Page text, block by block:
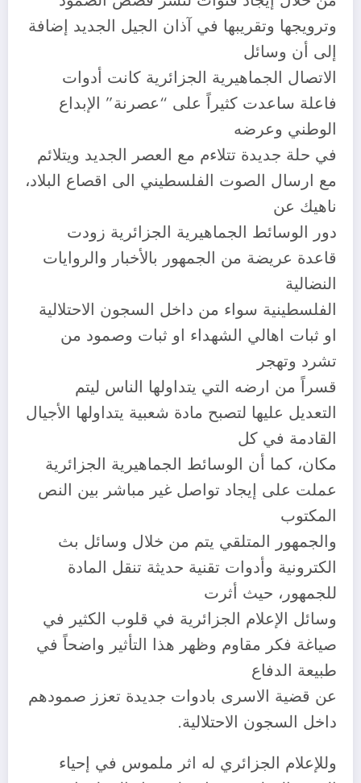
وترويجها وتقريبها في آذان الجيل الجديد إضافة
إلى أن وسائل
الاتصال الجماهيرية الجزائرية كانت أدوات
فاعلة ساعدت كثيراً على “عصرنة” الإبداع
الوطني وعرضه
في حلة جديدة تتلاءم مع العصر الجديد ويتلائم
مع ارسال الصوت الفلسطيني الى اقصاع البلاد،
ناهيك عن
دور الوسائط الجماهيرية الجزائرية زودت
قاعدة عريضة من الجمهور بالأخبار والروايات
النضالية
الفلسطينية سواء من داخل السجون الاحتلالية
او ثبات اهالي الشهداء او ثبات وصمود من
تشرد وتهجر
قسراً من ارضه التي يتداولها الناس ليتم
التعديل عليها لتصبح مادة شعبية يتداولها الأجيال
القادمة في كل
مكان، كما أن الوسائط الجماهيرية الجزائرية
عملت على إيجاد تواصل غير مباشر بين النص
المكتوب
والجمهور المتلقي يتم من خلال وسائل بث
الكترونية وأدوات تقنية حديثة تنقل المادة
للجمهور، حيث أثرت
وسائل الإعلام الجزائرية في قلوب الكثير في
صياغة فكر مقاوم وظهر هذا التأثير واضحاً في
طبيعة الدفاع
عن قضية الاسرى بادوات جديدة تعزز صمودهم
داخل السجون الاحتلالية.
وللإعلام الجزائري له اثر ملموس في إحياء